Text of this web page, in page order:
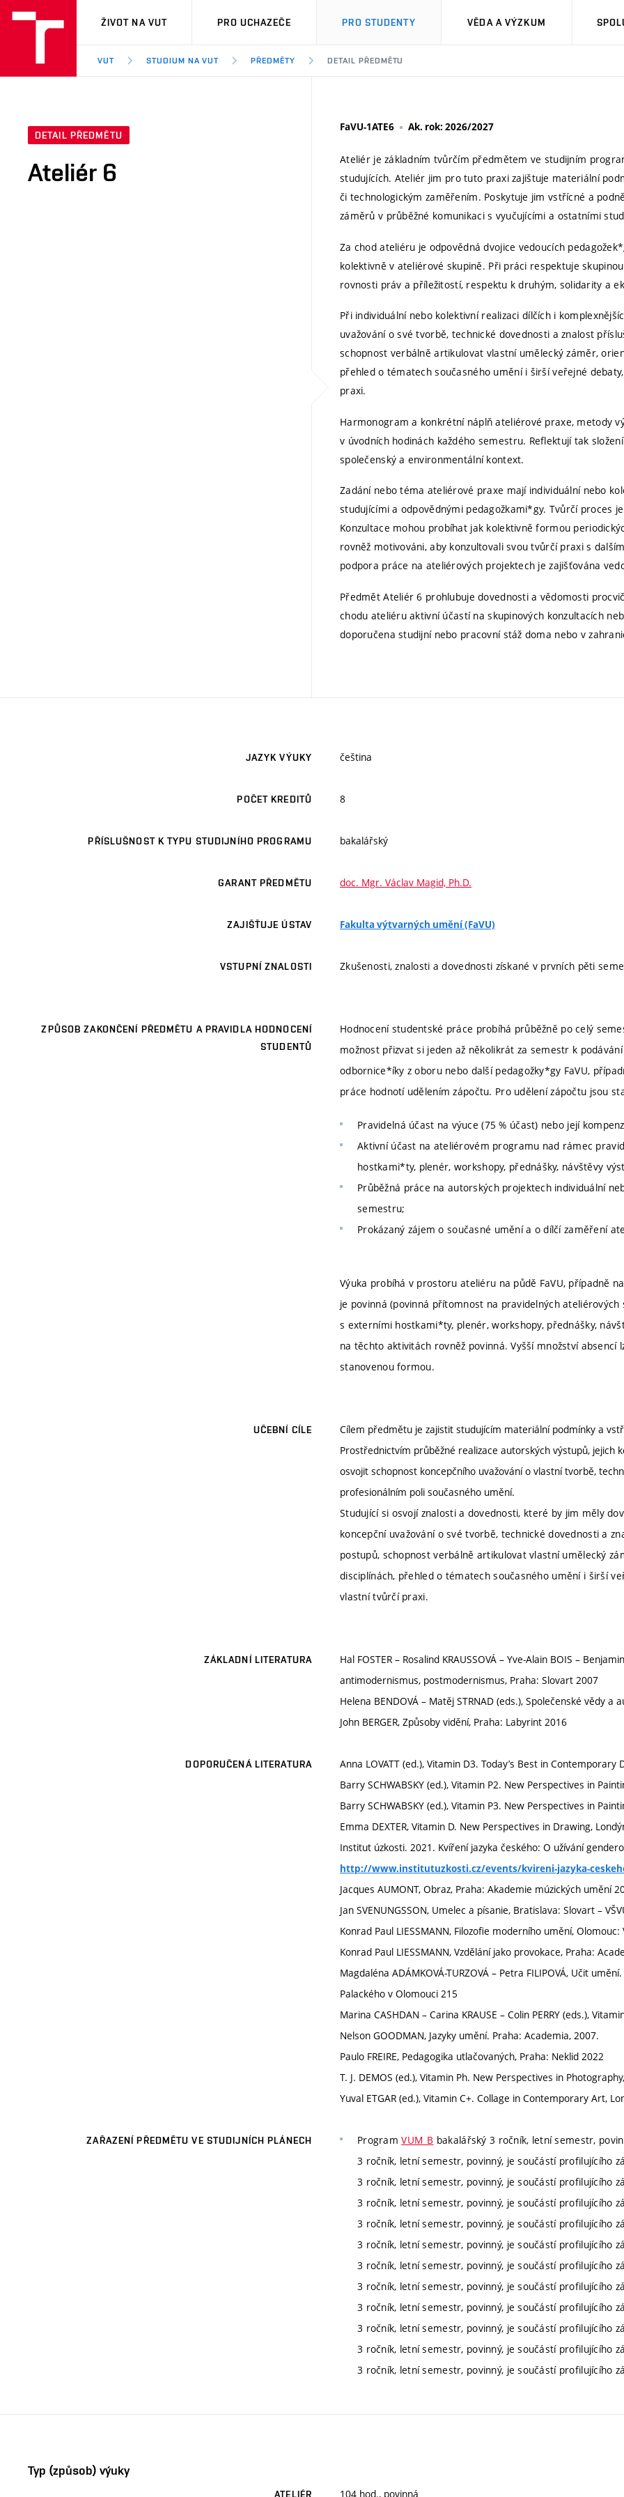
VUT
ŽIVOT NA VUT PRO UCHAZEČE PRO STUDENTY VĚDA A VÝZKUM
VUT STUDIUM NA VUT PŘEDMĚTY DETAIL PŘEDMĚTU
DETAIL PŘEDMĚTU
Ateliér 6
FaVU-1ATE6 Ak. rok: 2026/2027
Ateliér je základním tvůrčím předmětem ve studijním
studujících. Ateliér jim pro tuto praxi zajištuje materiální
či technologickým zaměřením. Poskytuje jim vstřícné a
záměrů v průběžné komunikaci s vyučujícími a ostatními
Za chod ateliéru je odpovědná dvojice vedoucích
kolektivně v ateliérové skupině. Při práci respektuje
rovnosti práv a příležitostí, respektu k druhým, solidarity a
Při individuální nebo kolektivní realizaci dílčích i
uvažování o své tvorbě, technické dovednosti a znalost
schopnost verbálně artikulovat vlastní umělecký záměr,
přehled o tématech současného umění i širší veřejné
praxi.
Harmonogram a konkrétní náplň ateliérové praxe, metody
v úvodních hodinách každého semestru. Reflektují tak
společenský a environmentální kontext.
Zadání nebo téma ateliérové praxe mají individuální nebo
studujícími a odpovědnými pedagožkami*gy. Tvůrčí proces
Konzultace mohou probíhat jak kolektivně formou
rovněž motivováni, aby konzultovali svou tvůrčí praxi s
podpora práce na ateliérových projektech je zajišťována
Předmět Ateliér 6 prohlubuje dovednosti a vědomosti
chodu ateliéru aktivní účastí na skupinových konzultacích
doporučena studijní nebo pracovní stáž doma nebo v
JAZYK VÝUKY čeština
POČET KREDITŮ 8
PŘÍSLUŠNOST K TYPU STUDIJNÍHO PROGRAMU bakalářský
GARANT PŘEDMĚTU doc. Mgr. Václav Magid, Ph.D.
ZAJIŠŤUJE ÚSTAV Fakulta výtvarných umění (FaVU)
VSTUPNÍ ZNALOSTI Zkušenosti, znalosti a dovednosti získané v prvních pěti
ZPŮSOB ZAKONČENÍ PŘEDMĚTU A PRAVIDLA HODNOCENÍ
STUDENTŮ
Hodnocení studentské práce probíhá průběžně po celý
možnost přizvat si jeden až několikrát za semestr k
odbornice*íky z oboru nebo další pedagožky*gy FaVU,
práce hodnotí udělením zápočtu. Pro udělení zápočtu jsou
Pravidelná účast na výuce (75 % účast) nebo její
Aktivní účast na ateliérovém programu nad rámec
hostkami*ty, plenér, workshopy, přednášky, návštěvy
Průběžná práce na autorských projektech individuální
semestru;
Prokázaný zájem o současné umění a o dílčí zaměření
Výuka probíhá v prostoru ateliéru na půdě FaVU, případně
je povinná (povinná přítomnost na pravidelných ateliérových
s externími hostkami*ty, plenér, workshopy, přednášky,
na těchto aktivitách rovněž povinná. Vyšší množství
stanovenou formou.
UČEBNÍ CÍLE
Cílem předmětu je zajistit studujícím materiální podmínky a
Prostřednictvím průběžné realizace autorských výstupů, jejich
osvojit schopnost koncepčního uvažování o vlastní tvorbě,
profesionálním poli současného umění.
Studující si osvojí znalosti a dovednosti, které by jim měly
koncepční uvažování o své tvorbě, technické dovednosti a
postupů, schopnost verbálně artikulovat vlastní umělecký
disciplínách, přehled o tématech současného umění i širší
vlastní tvůrčí praxi.
ZÁKLADNÍ LITERATURA
Hal FOSTER – Rosalind KRAUSSOVÁ – Yve-Alain BOIS –
antimodernismus, postmodernismus, Praha: Slovart 2007
Helena BENDOVÁ – Matěj STRNAD (eds.), Společenské vědy a
John BERGER, Způsoby vidění, Praha: Labyrint 2016
DOPORUČENÁ LITERATURA
Anna LOVATT (ed.), Vitamin D3. Today’s Best in
Barry SCHWABSKY (ed.), Vitamin P2. New Perspectives in
Barry SCHWABSKY (ed.), Vitamin P3. New Perspectives in
Emma DEXTER, Vitamin D. New Perspectives in Drawing,
Institut úzkosti. 2021. Kvíření jazyka českého: O užívání
http://www.institutuzkosti.cz/events/kvireni-jazyka-
Jacques AUMONT, Obraz, Praha: Akademie múzických umění
Jan SVENUNGSSON, Umelec a písanie, Bratislava: Slovart –
Konrad Paul LIESSMANN, Filozofie moderního umění,
Konrad Paul LIESSMANN, Vzdělání jako provokace, Praha:
Magdaléna ADÁMKOVÁ-TURZOVÁ – Petra FILIPOVÁ, Učit
Palackého v Olomouci 215
Marina CASHDAN – Carina KRAUSE – Colin PERRY (eds.),
Nelson GOODMAN, Jazyky umění. Praha: Academia, 2007.
Paulo FREIRE, Pedagogika utlačovaných, Praha: Neklid 2022
T. J. DEMOS (ed.), Vitamin Ph. New Perspectives in
Yuval ETGAR (ed.), Vitamin C+. Collage in Contemporary Art,
ZAŘAZENÍ PŘEDMĚTU VE STUDIJNÍCH PLÁNECH ProgramVUM_B bakalářský 3 ročník, letní semestr,
3 ročník, letní semestr, povinný, je součástí profilujícího
3 ročník, letní semestr, povinný, je součástí profilujícího
3 ročník, letní semestr, povinný, je součástí profilujícího
3 ročník, letní semestr, povinný, je součástí profilujícího
3 ročník, letní semestr, povinný, je součástí profilujícího
3 ročník, letní semestr, povinný, je součástí profilujícího
3 ročník, letní semestr, povinný, je součástí profilujícího
3 ročník, letní semestr, povinný, je součástí profilujícího
3 ročník, letní semestr, povinný, je součástí profilujícího
3 ročník, letní semestr, povinný, je součástí profilujícího
3 ročník, letní semestr, povinný, je součástí profilujícího
Typ (způsob) výuky
ATELIÉR 104 hod., povinná